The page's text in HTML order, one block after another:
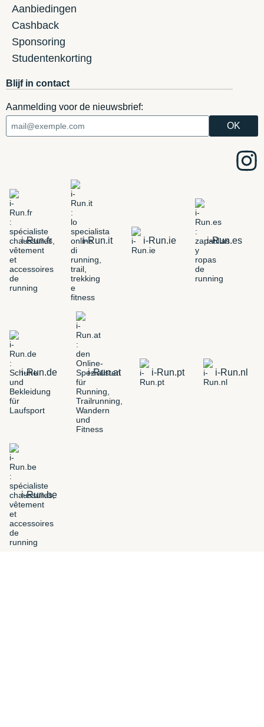
Aanbiedingen
Cashback
Sponsoring
Studentenkorting
Blijf in contact
Aanmelding voor de nieuwsbrief:
i-Run.fr i-Run.it i-Run.ie i-Run.es
i-Run.de i-Run.at i-Run.pt i-Run.nl
i-Run.be